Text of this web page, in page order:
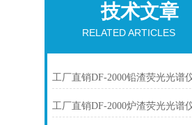
技术文章
RELATED ARTICLES